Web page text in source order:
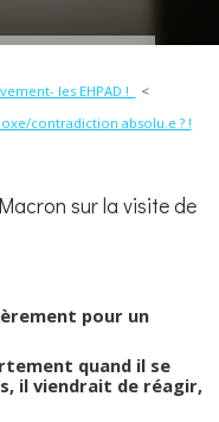
les EHPAD !
contradiction absolu.e ? !
sur la visite de
pour un
quand il se
il viendrait de réagir,